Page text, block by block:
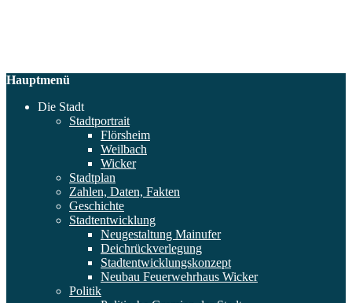
Hauptmenü
Die Stadt
Stadtportrait
Flörsheim
Weilbach
Wicker
Stadtplan
Zahlen, Daten, Fakten
Geschichte
Stadtentwicklung
Neugestaltung Mainufer
Deichrückverlegung
Stadtentwicklungskonzept
Neubau Feuerwehrhaus Wicker
Politik